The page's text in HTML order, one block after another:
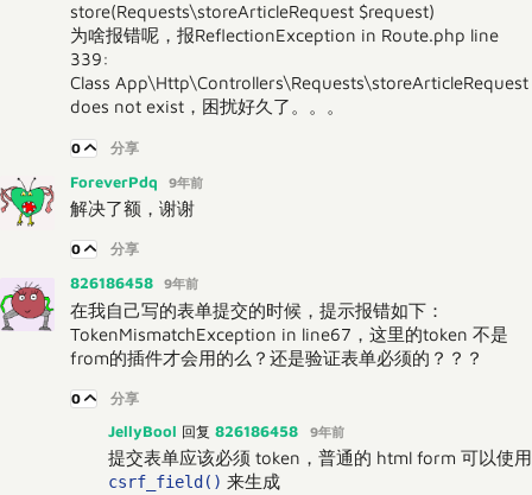
store(Requests\storeArticleRequest $request)
为啥报错呢，报ReflectionException in Route.php line
339:
Class App\Http\Controllers\Requests\storeArticleRequest
does not exist，困扰好久了。。。
0 分享
ForeverPdq 9年前
解决了额，谢谢
0 分享
826186458 9年前
在我自己写的表单提交的时候，提示报错如下：
TokenMismatchException in line67，这里的token 不是
from的插件才会用的么？还是验证表单必须的？？？
0 分享
JellyBool 回复 826186458 9年前
提交表单应该必须 token，普通的 html form 可以使用
csrf_field() 来生成